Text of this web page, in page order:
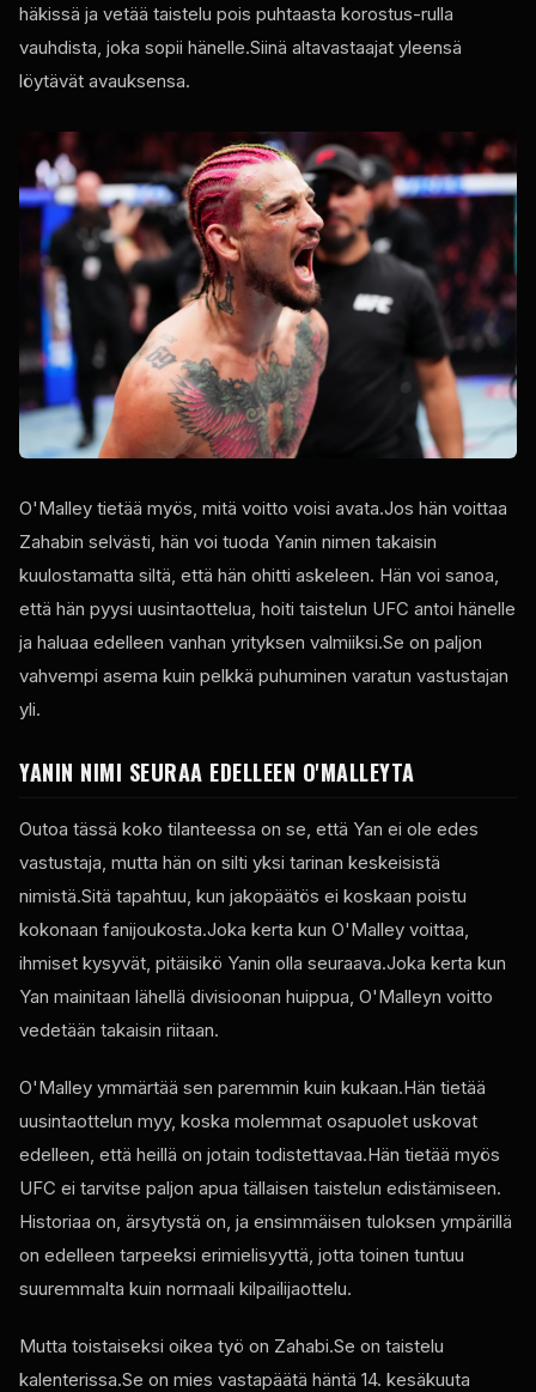
häkissä ja vetää taistelu pois puhtaasta korostus-rulla
vauhdista, joka sopii hänelle.Siinä altavastaajat yleensä
löytävät avauksensa.
O'Malley tietää myös, mitä voitto voisi avata.Jos hän voittaa
Zahabin selvästi, hän voi tuoda Yanin nimen takaisin
kuulostamatta siltä, että hän ohitti askeleen. Hän voi sanoa,
että hän pyysi uusintaottelua, hoiti taistelun UFC antoi hänelle
ja haluaa edelleen vanhan yrityksen valmiiksi.Se on paljon
vahvempi asema kuin pelkkä puhuminen varatun vastustajan
yli.
YANIN NIMI SEURAA EDELLEEN O'MALLEYTA
Outoa tässä koko tilanteessa on se, että Yan ei ole edes
vastustaja, mutta hän on silti yksi tarinan keskeisistä
nimistä.Sitä tapahtuu, kun jakopäätös ei koskaan poistu
kokonaan fanijoukosta.Joka kerta kun O'Malley voittaa,
ihmiset kysyvät, pitäisikö Yanin olla seuraava.Joka kerta kun
Yan mainitaan lähellä divisioonan huippua, O'Malleyn voitto
vedetään takaisin riitaan.
O'Malley ymmärtää sen paremmin kuin kukaan.Hän tietää
uusintaottelun myy, koska molemmat osapuolet uskovat
edelleen, että heillä on jotain todistettavaa.Hän tietää myös
UFC ei tarvitse paljon apua tällaisen taistelun edistämiseen.
Historiaa on, ärsytystä on, ja ensimmäisen tuloksen ympärillä
on edelleen tarpeeksi erimielisyyttä, jotta toinen tuntuu
suuremmalta kuin normaali kilpailijaottelu.
Mutta toistaiseksi oikea työ on Zahabi.Se on taistelu
kalenterissa.Se on mies vastapäätä häntä 14. kesäkuuta